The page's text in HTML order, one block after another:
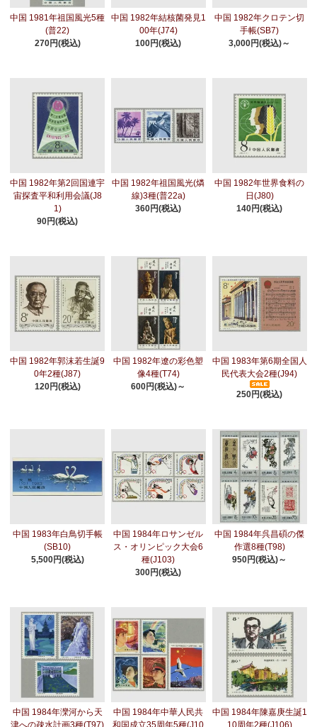
中国 1981年祖国風光5種
(普22)
270円(税込)
中国 1982年結核菌発見1
00年(J74)
100円(税込)
中国 1982年クロテン切
手帳(SB7)
3,000円(税込)～
中国 1982年第2回国連宇
宙探査平和利用会議(J8
1)
90円(税込)
中国 1982年祖国風光(燐
線)3種(普22a)
360円(税込)
中国 1982年世界食料の
日(J80)
140円(税込)
中国 1982年郭沫若生誕9
0年2種(J87)
120円(税込)
中国 1982年遼の彩色塑
像4種(T74)
600円(税込)～
中国 1983年第6期全国人
民代表大会2種(J94)
250円(税込)
中国 1983年白鳥切手帳
(SB10)
5,500円(税込)
中国 1984年ロサンゼル
ス・オリンピック大会6
種(J103)
300円(税込)
中国 1984年呉昌碩の傑
作選8種(T98)
950円(税込)～
中国 1984年灤河から天
津への疎水計画3種(T97)
中国 1984年中華人民共
和国成立35周年5種(J10
中国 1984年陳嘉庚生誕1
10周年2種(J106)